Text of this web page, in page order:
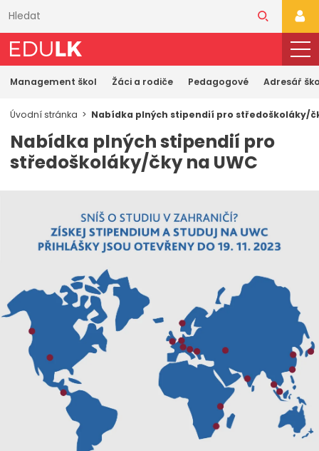
obsahu
Management škol Žáci a rodiče Pedagogové Adresář
Úvodní stránka Nabídka plných stipendií pro středoškoláky/
Nabídka plných stipendií pro
středoškoláky/čky na UWC